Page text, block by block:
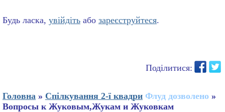
Будь ласка, увійдіть або зареєструйтеся.
Поділитися:
Головна » Спілкування 2-ї квадри Флуд дозволено »
Вопросы к Жуковым,Жукам и Жуковкам